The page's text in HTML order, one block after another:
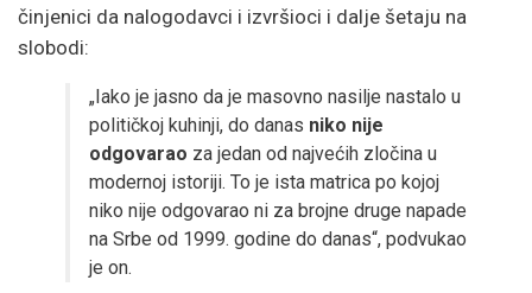
činjenici da nalogodavci i izvršioci i dalje šetaju na
slobodi:
„Iako je jasno da je masovno nasilje nastalo u
političkoj kuhinji, do danas niko nije
odgovarao za jedan od najvećih zločina u
modernoj istoriji. To je ista matrica po kojoj
niko nije odgovarao ni za brojne druge napade
na Srbe od 1999. godine do danas“, podvukao
je on.